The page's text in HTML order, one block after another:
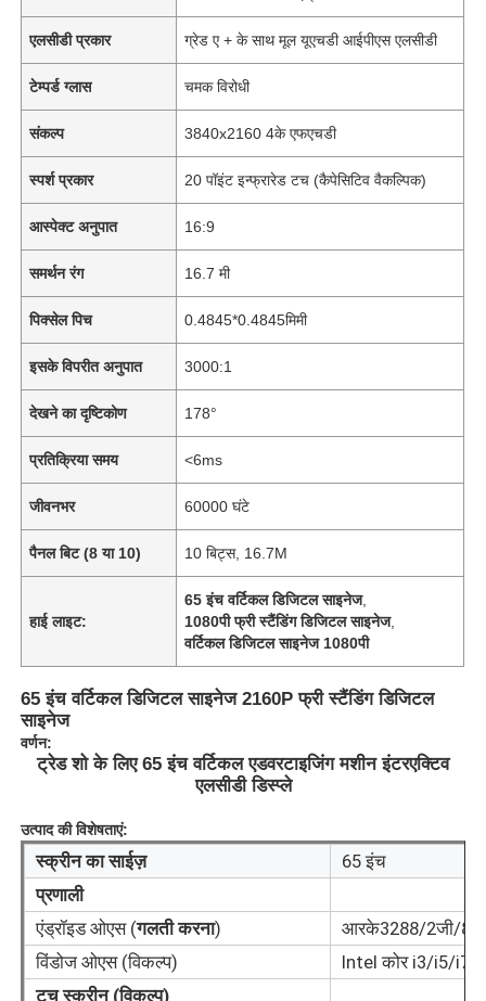
होम
उत्पाद
वीडियो
एलसीडी प्रकार ग्रेड ए + के साथ मूल यूएचडी आईपीएस एलसीडी
टेम्पर्ड ग्लास चमक विरोधी
संकल्प 3840x2160 4के एफएचडी
स्पर्श प्रकार 20 पॉइंट इन्फ्रारेड टच (कैपेसिटिव वैकल्पिक)
आस्पेक्ट अनुपात 16:9
समर्थन रंग 16.7 मी
पिक्सेल पिच 0.4845*0.4845मिमी
इसके विपरीत अनुपात 3000:1
देखने का दृष्टिकोण 178°
प्रतिक्रिया समय <6ms
जीवनभर 60000 घंटे
पैनल बिट (8 या 10) 10 बिट्स, 16.7M
हाई लाइट:
65 इंच वर्टिकल डिजिटल साइनेज,
1080पी फ्री स्टैंडिंग डिजिटल साइनेज,
वर्टिकल डिजिटल साइनेज 1080पी
65 इंच वर्टिकल डिजिटल साइनेज 2160P फ्री स्टैंडिंग डिजिटल
साइनेज
वर्णन:
ट्रेड शो के लिए 65 इंच वर्टिकल एडवरटाइजिंग मशीन इंटरएक्टिव
एलसीडी डिस्प्ले
उत्पाद की विशेषताएं:
स्क्रीन का साईज़
65 इंच
प्रणाली
एंड्रॉइड ओएस (गलती करना)
आरके3288/2जी/
विंडोज ओएस (विकल्प)
Intel कोर i3/i5/i7,
टच स्क्रीन (विकल्प)